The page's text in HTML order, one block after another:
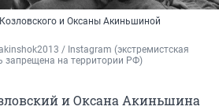
и Оксаны Акиньшиной
/ Instagram (экстремистская
запрещена на территории РФ)
и Оксана Акиньшина